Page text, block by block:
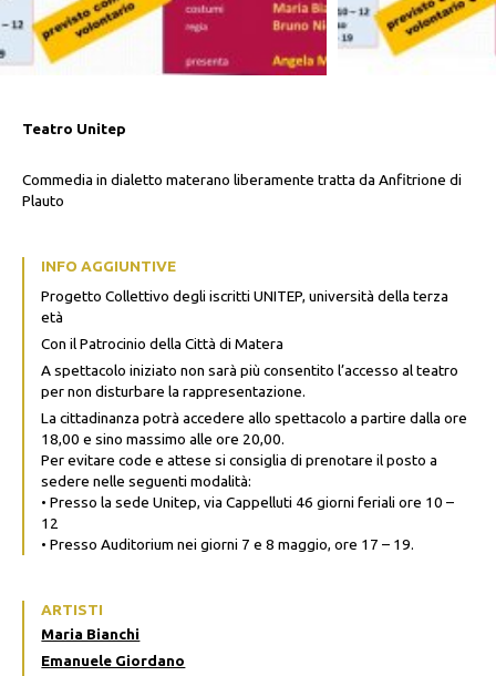
Teatro Unitep
Commedia in dialetto materano liberamente tratta da Anfitrione di
Plauto
INFO AGGIUNTIVE
Progetto Collettivo degli iscritti UNITEP, università della terza
età
Con il Patrocinio della Città di Matera
A spettacolo iniziato non sarà più consentito l’accesso al teatro
per non disturbare la rappresentazione.
La cittadinanza potrà accedere allo spettacolo a partire dalla ore
18,00 e sino massimo alle ore 20,00.
Per evitare code e attese si consiglia di prenotare il posto a
sedere nelle seguenti modalità:
• Presso la sede Unitep, via Cappelluti 46 giorni feriali ore 10 –
12
• Presso Auditorium nei giorni 7 e 8 maggio, ore 17 – 19.
ARTISTI
Maria Bianchi
Emanuele Giordano